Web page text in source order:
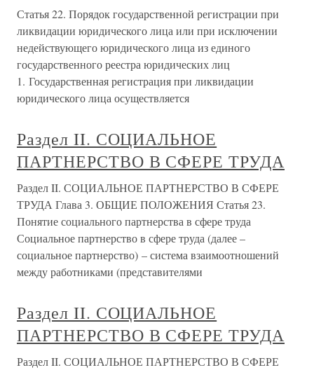
Статья 22. Порядок государственной регистрации при
ликвидации юридического лица или при исключении
недействующего юридического лица из единого
государственного реестра юридических лиц
1. Государственная регистрация при ликвидации
юридического лица осуществляется
Раздел II. СОЦИАЛЬНОЕ
ПАРТНЕРСТВО В СФЕРЕ ТРУДА
Раздел II. СОЦИАЛЬНОЕ ПАРТНЕРСТВО В СФЕРЕ
ТРУДА Глава 3. ОБЩИЕ ПОЛОЖЕНИЯ Статья 23.
Понятие социального партнерства в сфере труда
Социальное партнерство в сфере труда (далее –
социальное партнерство) – система взаимоотношений
между работниками (представителями
Раздел II. СОЦИАЛЬНОЕ
ПАРТНЕРСТВО В СФЕРЕ ТРУДА
Раздел II. СОЦИАЛЬНОЕ ПАРТНЕРСТВО В СФЕРЕ